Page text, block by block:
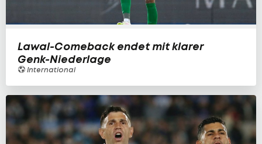
Lawal-Comeback endet mit klarer
Genk-Niederlage
International